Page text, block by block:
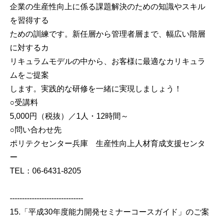
企業の生産性向上に係る課題解決のための知識やスキル
を習得する
ための訓練です。新任層から管理者層まで、幅広い階層
に対するカ
リキュラムモデルの中から、お客様に最適なカリキュラ
ムをご提案
します。実践的な研修を一緒に実現しましょう！
○受講料
5,000円（税抜）／1人・12時間～
○問い合わせ先
ポリテクセンター兵庫 生産性向上人材育成支援センタ
ー
TEL：06-6431-8205
------------------------------
15.「平成30年度能力開発セミナーコースガイド」のご案